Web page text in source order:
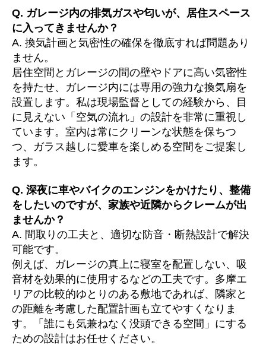
Q. ガレージ内の排気ガスや匂いが、居住スペース
に入ってきませんか？
A. 換気計画と気密性の確保を徹底すれば問題あり
ません。
居住空間とガレージの間の壁やドアに高い気密性
を持たせ、ガレージ内には専用の強力な換気扇を
設置します。私は現場監督としての経験から、目
に見えない「空気の流れ」の設計を非常に重視し
ています。室内は常にクリーンな状態を保ちつ
つ、ガラス越しに愛車を楽しめる空間をご提案し
ます。
Q. 深夜に車やバイクのエンジンをかけたり、整備
をしたいのですが、家族や近隣からクレームが出
ませんか？
A. 間取りの工夫と、適切な防音・断熱設計で解決
可能です。
例えば、ガレージの真上に寝室を配置しない、吸
音材を効果的に使用するなどの工夫です。多摩エ
リアの比較的ゆとりのある敷地であれば、隣家と
の距離を考慮した配置計画も立てやすくなりま
す。「誰にも気兼ねなく没頭できる空間」にする
ための設計はお任せください。